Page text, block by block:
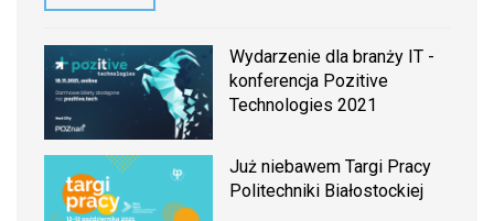
Wydarzenie dla branży IT -
konferencja Pozitive
Technologies 2021
Już niebawem Targi Pracy
Politechniki Białostockiej